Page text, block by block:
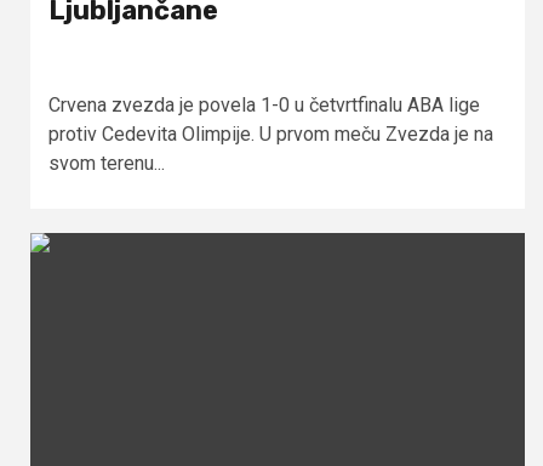
Ljubljančane
Crvena zvezda je povela 1-0 u četvrtfinalu ABA lige
protiv Cedevita Olimpije. U prvom meču Zvezda je na
svom terenu...